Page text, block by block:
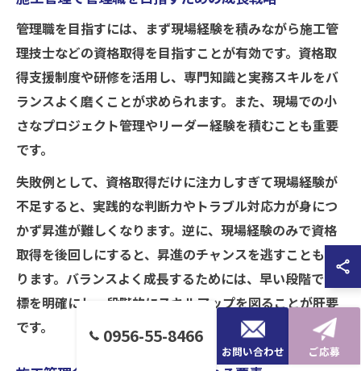
管理職を目指すには、まず現場経験を積みながら施工管
理技士などの資格取得を目指すことが有効です。資格取
得支援制度や研修を活用し、専門知識と実務スキルをバ
ランスよく磨くことが求められます。また、現場での小
さなプロジェクト管理やリーダー経験を積むことも重要
です。
失敗例として、資格取得だけに注力しすぎて現場経験が
不足すると、実践的な判断力やトラブル対応力が身につ
かず昇進が難しくなります。逆に、現場経験のみで資格
取得を後回しにすると、昇進のチャンスを逃すこともあ
ります。バランスよく成長するためには、早い段階で目
標を明確にし、段階的にスキルアップを図ることが肝要
です。
0956-55-8466
お問い合わせ ご応募